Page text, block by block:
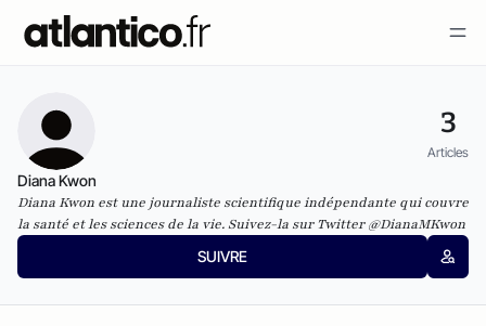
3
Articles
Diana Kwon
Diana Kwon est une journaliste scientifique indépendante qui couvre
la santé et les sciences de la vie. Suivez-la sur Twitter@DianaMKwon
SUIVRE